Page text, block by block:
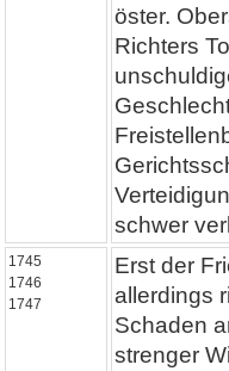
öster.
Richters
schwer
1745
1746
1747
Erst der
allerdings
Schaden
strenger